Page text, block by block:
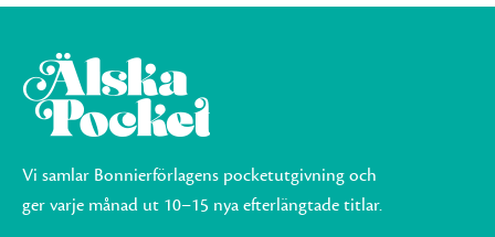
Vi samlar Bonnierförlagens pocketutgivning och
ger varje månad ut 10–15 nya efterlängtade titlar.